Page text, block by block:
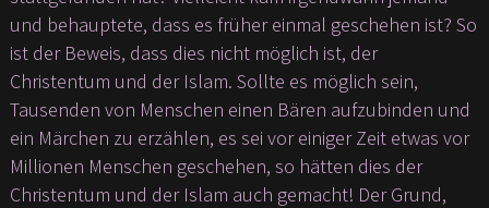
und behauptete, dass es früher einmal geschehen ist? So
ist der Beweis, dass dies nicht möglich ist, der
Christentum und der Islam. Sollte es möglich sein,
Tausenden von Menschen einen Bären aufzubinden und
ein Märchen zu erzählen, es sei vor einiger Zeit etwas vor
Millionen Menschen geschehen, so hätten dies der
Christentum und der Islam auch gemacht! Der Grund,